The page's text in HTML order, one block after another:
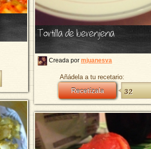
Tortilla de berenjena
Creada por mjuanesva
Añádela a tu recetario:
Recetízala 32